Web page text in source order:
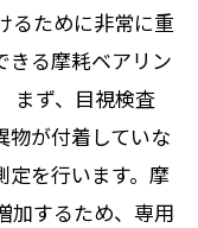
るために非常に重
きる摩耗ベアリン
まず、目視検査
物が付着していな
定を行います。摩
加するため、専用